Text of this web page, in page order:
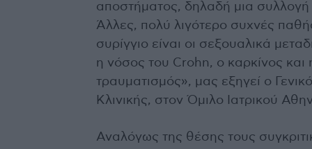
αποστήματος, δηλαδή μια συλλογή
Άλλες, πολύ λιγότερο συχνές
συρίγγιο είναι οι σεξουαλικά
η νόσος του Crohn, ο καρκίνος και
τραυματισμός», μας εξηγεί ο
Κλινικής, στον Όμιλο Ιατρικού
Αναλόγως της θέσης τους